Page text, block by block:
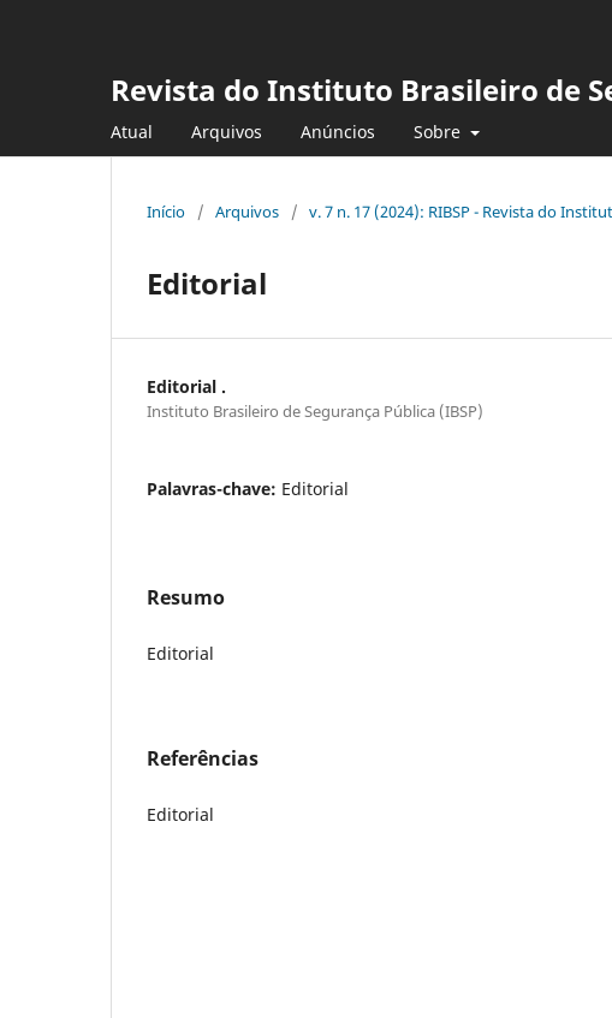
Revista do Instituto Brasileiro de
Atual Arquivos Anúncios Sobre
Início / Arquivos / v. 7 n. 17 (2024): RIBSP - Revista do
Editorial
Editorial .
Instituto Brasileiro de Segurança Pública (IBSP)
Palavras-chave: Editorial
Resumo
Editorial
Referências
Editorial